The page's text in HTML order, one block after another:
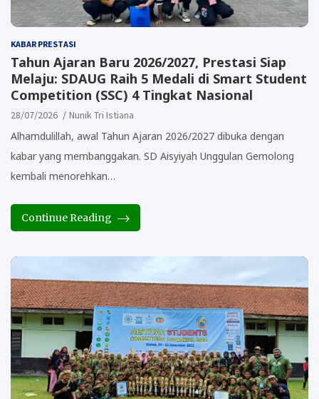
KABAR PRESTASI
Tahun Ajaran Baru 2026/2027, Prestasi Siap
Melaju: SDAUG Raih 5 Medali di Smart Student
Competition (SSC) 4 Tingkat Nasional
28/07/2026 Nunik Tri Istiana
Alhamdulillah, awal Tahun Ajaran 2026/2027 dibuka dengan
kabar yang membanggakan. SD Aisyiyah Unggulan Gemolong
kembali menorehkan…
Continue Reading